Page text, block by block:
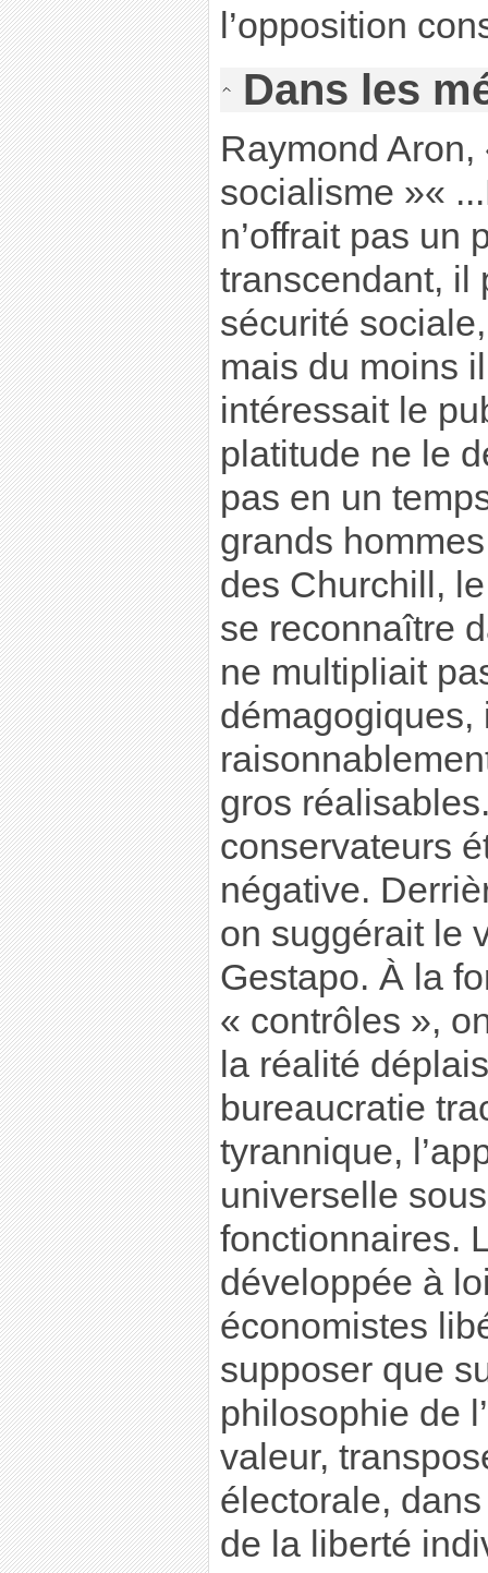
l’opposition
Dans les
Raymond
socialisme »«
n’offrait pas un
transcendant, il
sécurité
mais du moins
intéressait le
platitude ne le
pas en un
grands
des Churchill,
se reconnaître
ne multipliait
démagogiques,
gros
conservateurs
négative.
on suggérait le
Gestapo. À la
« contrôles »,
la réalité
bureaucratie
tyrannique,
universelle
fonctionnaires.
développée à
économistes
supposer que
philosophie de
valeur,
électorale,
de la liberté